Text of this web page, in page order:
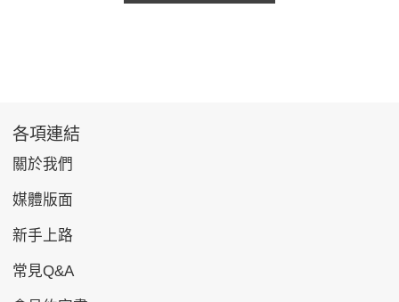
各項連結
關於我們
媒體版面
新手上路
常見Q&A